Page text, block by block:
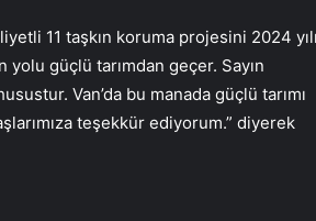
11 taşkın koruma projesini 2024 yılı
yolu güçlü tarımdan geçer. Sayın
Van’da bu manada güçlü tarımı
teşekkür ediyorum.” diyerek